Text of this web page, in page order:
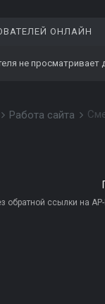
ОНЛАЙН
не просматривает
Работа сайта
обратной ссылки на